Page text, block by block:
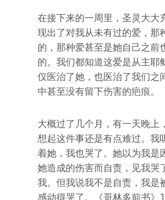
在接下来的一周里，圣灵大大
现出了对我从未有过的爱，那
的，那种爱甚至是她自己之前
的。我们都知道这爱是从主耶
仅医治了她，也医治了我们之
中甚至没有留下伤害的疤痕。
大概过了几个月，有一天晚上
想起这件事还是有点难过。我
着她，我也哭了。她以为我是
她造成的伤害而自责，见我哭
我。但我说我不是自责，我是
感动得哭了。《哥林多前书》